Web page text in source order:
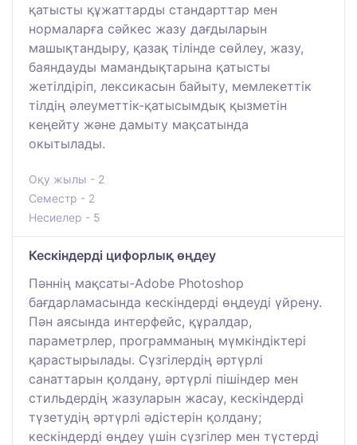
қатысты құжаттарды стандарттар мен
нормаларға сәйкес жазу дағдыларын
машықтандыру, қазақ тілінде сөйлеу, жазу,
баяндауды мамандықтарына қатысты
жетілдіріп, лексикасын байыту, мемлекеттік
тілдің әлеуметтік-қатысымдық қызметін
кеңейту және дамыту мақсатында
окытылады.
Оқу жылы - 2
Семестр - 2
Несиелер - 5
Кескіндерді цифорлық өңдеу
Пәннің мақсаты-Adobe Photoshop
бағдарламасында кескіндерді өңдеуді үйрену.
Пән аясында интерфейс, құралдар,
параметрлер, программаның мүмкіндіктері
қарастырылады. Сүзгілердің әртүрлі
санаттарын қолдану, әртүрлі пішіндер мен
стильдердің жазуларын жасау, кескіндерді
түзетудің әртүрлі әдістерін қолдану;
кескіндерді өңдеу үшін сүзгілер мен түстерді